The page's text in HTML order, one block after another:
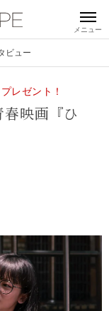
ビュー
レゼント！
映画『ひ